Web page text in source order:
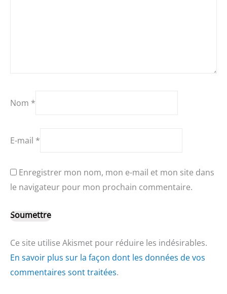
Nom *
E-mail *
Enregistrer mon nom, mon e-mail et mon site dans
le navigateur pour mon prochain commentaire.
Ce site utilise Akismet pour réduire les indésirables.
En savoir plus sur la façon dont les données de vos
commentaires sont traitées.